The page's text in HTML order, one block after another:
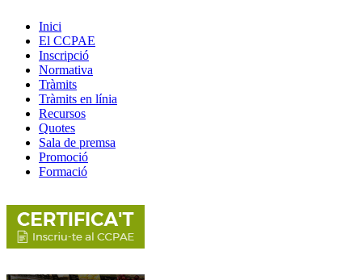
Inici
El CCPAE
Inscripció
Normativa
Tràmits
Tràmits en línia
Recursos
Quotes
Sala de premsa
Promoció
Formació